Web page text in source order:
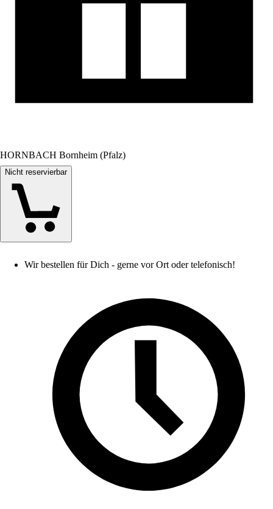
HORNBACH Bornheim (Pfalz)
Nicht reservierbar
Wir bestellen für Dich - gerne vor Ort oder telefonisch!